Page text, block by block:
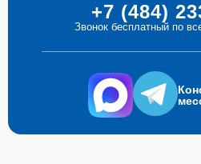
+7 (484)
Звонок бесплатный по